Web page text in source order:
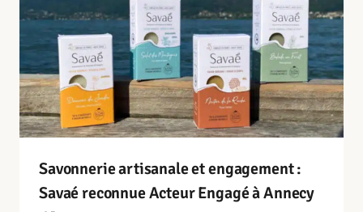
Savonnerie artisanale et engagement :
Savaé reconnue Acteur Engagé à Annecy